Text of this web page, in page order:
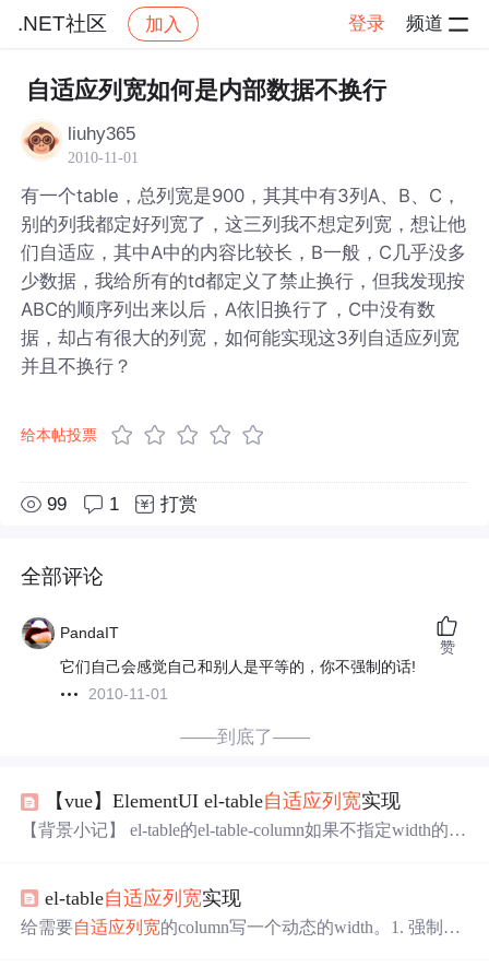
.NET社区 加入 登录 频道
社区 .NET社区 帖子详情
自适应列宽如何是内部数据不换行
liuhy365
2010-11-01
有一个table，总列宽是900，其其中有3列A、B、C，
别的列我都定好列宽了，这三列我不想定列宽，想让他
们自适应，其中A中的内容比较长，B一般，C几乎没多
少数据，我给所有的td都定义了禁止换行，但我发现按
ABC的顺序列出来以后，A依旧换行了，C中没有数
据，却占有很大的列宽，如何能实现这3列自适应列宽
并且不换行？
给本帖投票
99 1 打赏
全部评论
PandaIT
它们自己会感觉自己和别人是平等的，你不强制的话!
2010-11-01
赞
——到底了——
【vue】ElementUI el-table自适应列宽实现
【背景小记】 el-table的el-table-column如果不指定width的
里需要实现两个效果： 1. 强制表格内容
表格列宽自适应撑开 【代码实现】 <template> <el-table ref
el-table自适应列宽实现
给需要自适应列宽的column写一个动态的width。1. 强制表